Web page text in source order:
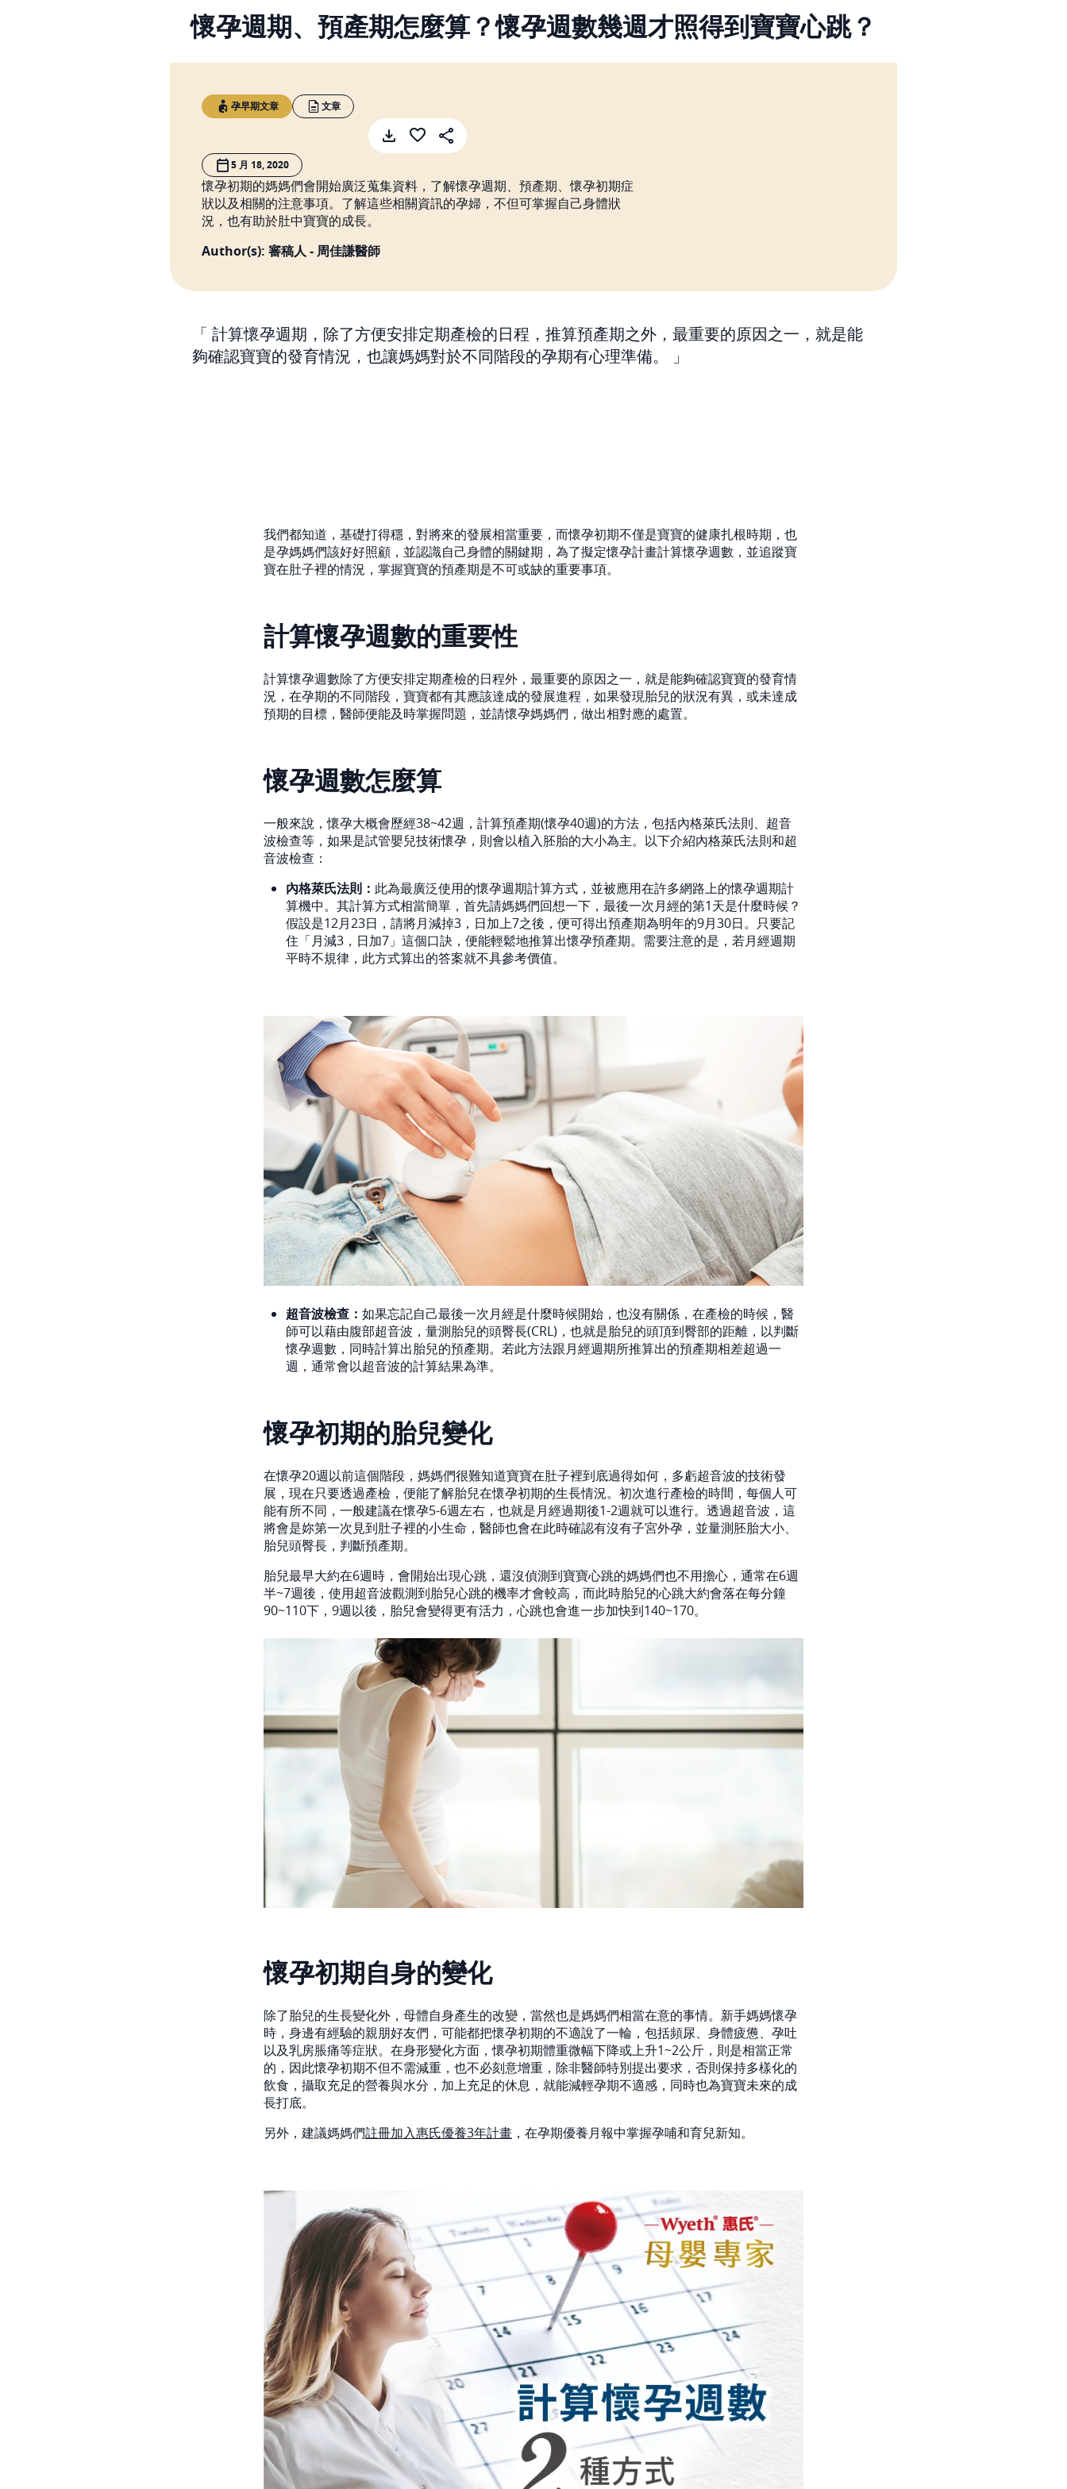
懷孕週期、預產期怎麼算？懷孕週數幾週才照得到寶寶心跳？
孕早期文章 文章
5 月 18, 2020
懷孕初期的媽媽們會開始廣泛蒐集資料，了解懷孕週期、預產期、懷孕初期症
狀以及相關的注意事項。了解這些相關資訊的孕婦，不但可掌握自己身體狀
況，也有助於肚中寶寶的成長。
Author(s): 審稿人 - 周佳謙醫師
計算懷孕週期，除了方便安排定期產檢的日程，推算預產期之外，最重要的原因之一，就是能
夠確認寶寶的發育情況，也讓媽媽對於不同階段的孕期有心理準備。
我們都知道，基礎打得穩，對將來的發展相當重要，而懷孕初期不僅是寶寶的健康扎根時期，也
是孕媽媽們該好好照顧，並認識自己身體的關鍵期，為了擬定懷孕計畫計算懷孕週數，並追蹤寶
寶在肚子裡的情況，掌握寶寶的預產期是不可或缺的重要事項。
計算懷孕週數的重要性
計算懷孕週數除了方便安排定期產檢的日程外，最重要的原因之一，就是能夠確認寶寶的發育情
況，在孕期的不同階段，寶寶都有其應該達成的發展進程，如果發現胎兒的狀況有異，或未達成
預期的目標，醫師便能及時掌握問題，並請懷孕媽媽們，做出相對應的處置。
懷孕週數怎麼算
一般來說，懷孕大概會歷經38~42週，計算預產期(懷孕40週)的方法，包括內格萊氏法則、超音
波檢查等，如果是試管嬰兒技術懷孕，則會以植入胚胎的大小為主。以下介紹內格萊氏法則和超
音波檢查：
內格萊氏法則： 此為最廣泛使用的懷孕週期計算方式，並被應用在許多網路上的懷孕週期計
算機中。其計算方式相當簡單，首先請媽媽們回想一下，最後一次月經的第1天是什麼時候？
假設是12月23日，請將月減掉3，日加上7之後，便可得出預產期為明年的9月30日。只要記
住「月減3，日加7」這個口訣，便能輕鬆地推算出懷孕預產期。需要注意的是，若月經週期
平時不規律，此方式算出的答案就不具參考價值。
超音波檢查： 如果忘記自己最後一次月經是什麼時候開始，也沒有關係，在產檢的時候，醫
師可以藉由腹部超音波，量測胎兒的頭臀長(CRL)，也就是胎兒的頭頂到臀部的距離，以判斷
懷孕週數，同時計算出胎兒的預產期。若此方法跟月經週期所推算出的預產期相差超過一
週，通常會以超音波的計算結果為準。
懷孕初期的胎兒變化
在懷孕20週以前這個階段，媽媽們很難知道寶寶在肚子裡到底過得如何，多虧超音波的技術發
展，現在只要透過產檢，便能了解胎兒在懷孕初期的生長情況。初次進行產檢的時間，每個人可
能有所不同，一般建議在懷孕5-6週左右，也就是月經過期後1-2週就可以進行。透過超音波，這
將會是妳第一次見到肚子裡的小生命，醫師也會在此時確認有沒有子宮外孕，並量測胚胎大小、
胎兒頭臀長，判斷預產期。
胎兒最早大約在6週時，會開始出現心跳，還沒偵測到寶寶心跳的媽媽們也不用擔心，通常在6週
半~7週後，使用超音波觀測到胎兒心跳的機率才會較高，而此時胎兒的心跳大約會落在每分鐘
90~110下，9週以後，胎兒會變得更有活力，心跳也會進一步加快到140~170。
懷孕初期自身的變化
除了胎兒的生長變化外，母體自身產生的改變，當然也是媽媽們相當在意的事情。新手媽媽懷孕
時，身邊有經驗的親朋好友們，可能都把懷孕初期的不適說了一輪，包括頻尿、身體疲憊、孕吐
以及乳房脹痛等症狀。在身形變化方面，懷孕初期體重微幅下降或上升1~2公斤，則是相當正常
的，因此懷孕初期不但不需減重，也不必刻意增重，除非醫師特別提出要求，否則保持多樣化的
飲食，攝取充足的營養與水分，加上充足的休息，就能減輕孕期不適感，同時也為寶寶未來的成
長打底。
另外，建議媽媽們註冊加入惠氏優養3年計畫，在孕期優養月報中掌握孕哺和育兒新知。